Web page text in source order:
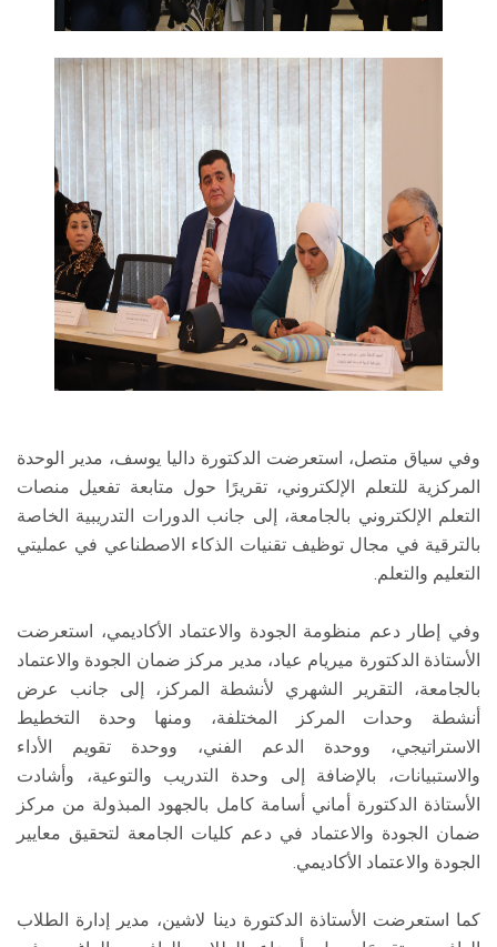
وفي سياق متصل، استعرضت الدكتورة داليا يوسف، مدير الوحدة
المركزية للتعلم الإلكتروني، تقريرًا حول متابعة تفعيل منصات
التعلم الإلكتروني بالجامعة، إلى جانب الدورات التدريبية الخاصة
بالترقية في مجال توظيف تقنيات الذكاء الاصطناعي في عمليتي
التعليم والتعلم.
وفي إطار دعم منظومة الجودة والاعتماد الأكاديمي، استعرضت
الأستاذة الدكتورة ميريام عياد، مدير مركز ضمان الجودة والاعتماد
بالجامعة، التقرير الشهري لأنشطة المركز، إلى جانب عرض
أنشطة وحدات المركز المختلفة، ومنها وحدة التخطيط
الاستراتيجي، ووحدة الدعم الفني، ووحدة تقويم الأداء
والاستبيانات، بالإضافة إلى وحدة التدريب والتوعية، وأشادت
الأستاذة الدكتورة أماني أسامة كامل بالجهود المبذولة من مركز
ضمان الجودة والاعتماد في دعم كليات الجامعة لتحقيق معايير
الجودة والاعتماد الأكاديمي.
كما استعرضت الأستاذة الدكتورة دينا لاشين، مدير إدارة الطلاب